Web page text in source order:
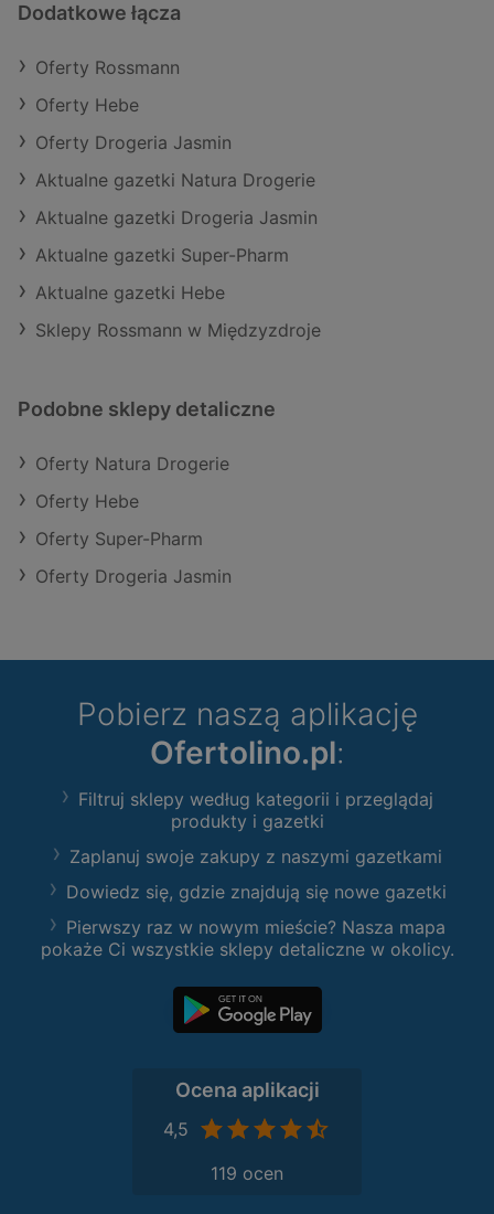
Dodatkowe łącza
Oferty Rossmann
Oferty Hebe
Oferty Drogeria Jasmin
Aktualne gazetki Natura Drogerie
Aktualne gazetki Drogeria Jasmin
Aktualne gazetki Super-Pharm
Aktualne gazetki Hebe
Sklepy Rossmann w Międzyzdroje
Podobne sklepy detaliczne
Oferty Natura Drogerie
Oferty Hebe
Oferty Super-Pharm
Oferty Drogeria Jasmin
Pobierz naszą aplikację
Ofertolino.pl:
Filtruj sklepy według kategorii i przeglądaj
produkty i gazetki
Zaplanuj swoje zakupy z naszymi gazetkami
Dowiedz się, gdzie znajdują się nowe gazetki
Pierwszy raz w nowym mieście? Nasza mapa
pokaże Ci wszystkie sklepy detaliczne w okolicy.
Ocena aplikacji
4,5
119 ocen